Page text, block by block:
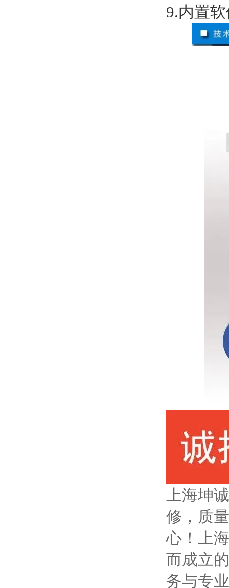
9.内置
上海坤
修，质
心！
上
而成立
务与专